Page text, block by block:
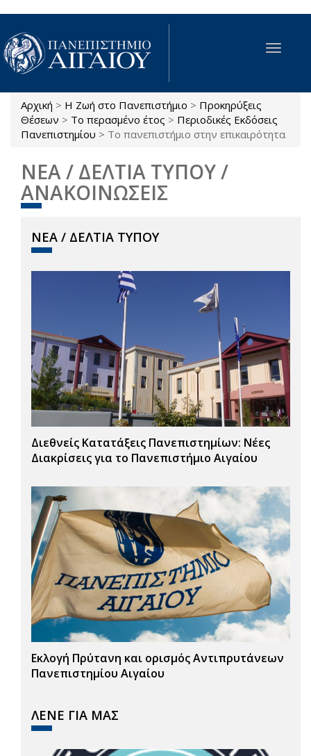
Παράκαμψη προς το κυρίως περιεχόμενο
Toggle
Είστε εδώ
Αρχική > Η Ζωή στο Πανεπιστήμιο > Προκηρύξεις
Θέσεων > Το περασμένο έτος > Περιοδικές Εκδόσεις
Πανεπιστημίου > Το πανεπιστήμιο στην επικαιρότητα
ΝΕΑ / ΔΕΛΤΙΑ ΤΥΠΟΥ /
ΑΝΑΚΟΙΝΩΣΕΙΣ
ΝΕΑ / ΔΕΛΤΙΑ ΤΥΠΟΥ
Διεθνείς Κατατάξεις Πανεπιστημίων: Νέες
Διακρίσεις για το Πανεπιστήμιο Αιγαίου
Εκλογή Πρύτανη και ορισμός Αντιπρυτάνεων
Πανεπιστημίου Αιγαίου
ΛΕΝΕ ΓΙΑ ΜΑΣ